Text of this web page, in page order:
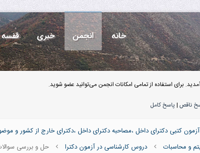
خانه انجمن خبری قفسه
برای استفاده از تمامی امکانات انجمن می‌توانید عضو شوید.
ناقص | پاسخ کامل
کتبی دکترای داخل ،مصاحبه دکترای داخل ،دکترای خارج از کشور و
و محاسبات
دروس کارشناسی در آزمون دکترا حل و بررسی سوالات